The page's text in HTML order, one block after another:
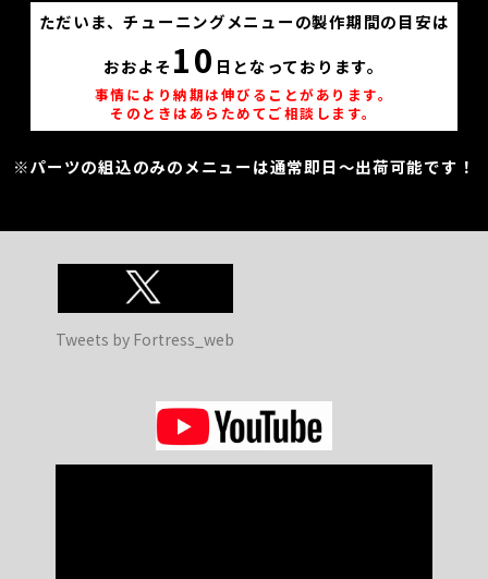
ただいま、チューニングメニューの製作期間の目安は
おおよそ 10 日となっております。
事情により納期は伸びることがあります。
そのときはあらためてご相談します。
※パーツの組込のみのメニューは通常即日～出荷可能です！
Tweets by Fortress_web